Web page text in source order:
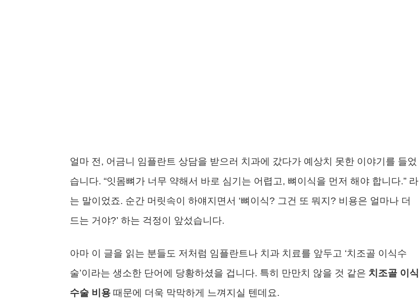
얼마 전, 어금니 임플란트 상담을 받으러 치과에 갔다가 예상치 못한 이야기를 들었
습니다. “잇몸뼈가 너무 약해서 바로 심기는 어렵고, 뼈이식을 먼저 해야 합니다.” 라
는 말이었죠. 순간 머릿속이 하얘지면서 ‘뼈이식? 그건 또 뭐지? 비용은 얼마나 더
드는 거야?’ 하는 걱정이 앞섰습니다.
아마 이 글을 읽는 분들도 저처럼 임플란트나 치과 치료를 앞두고 ‘치조골 이식수
술’이라는 생소한 단어에 당황하셨을 겁니다. 특히 만만치 않을 것 같은 치조골 이식
수술 비용 때문에 더욱 막막하게 느껴지실 텐데요.